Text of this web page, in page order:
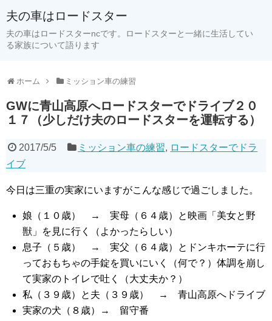
夫の車はロードスター
夫の車はロードスターncです。ロードスターと一緒に生活してい
る家族について語ります
ホーム ミッション車の練習
GWに青山高原へロードスターでドライブ２０
１７（少しだけ夫のロードスターを運転する）
2017/5/5 ミッション車の練習, ロードスターでドラ
イブ
今日は三重の実家にいますがこんな感じで過ごしました。
娘（１０歳） → 実母（６４歳）と映画「美女と野
獣」を見に行く（よかったらしい）
息子（５歳） → 実父（６４歳）とドンキホーテに行
っておもちゃの手錠を買いにいく（何で？）体調を崩し
て実家のトイレで吐く（大丈夫か？）
私（３９歳）と夫（３９歳） → 青山高原へドライブ
実家の犬（８歳）→ 留守番